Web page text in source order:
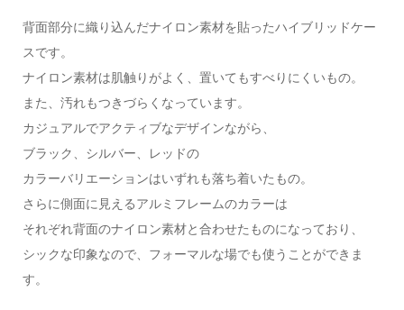
背面部分に織り込んだナイロン素材を貼ったハイブリッドケー
スです。
ナイロン素材は肌触りがよく、置いてもすべりにくいもの。
また、汚れもつきづらくなっています。
カジュアルでアクティブなデザインながら、
ブラック、シルバー、レッドの
カラーバリエーションはいずれも落ち着いたもの。
さらに側面に見えるアルミフレームのカラーは
それぞれ背面のナイロン素材と合わせたものになっており、
シックな印象なので、フォーマルな場でも使うことができま
す。